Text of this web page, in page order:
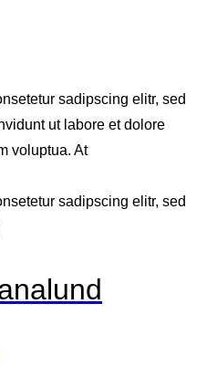
sadipscing elitr, sed
ut labore et dolore
voluptua. At
sadipscing elitr, sed